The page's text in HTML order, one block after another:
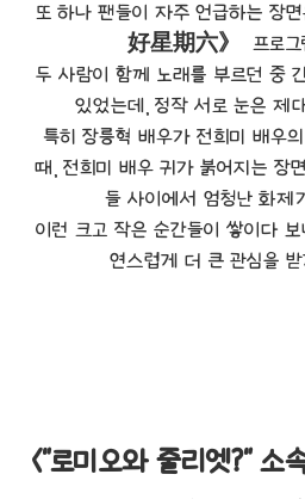
또 하나 팬들이 자주 언급하는 장
好星期六》
프로
두 사람이 함께 노래를 부르던 중
있었는데, 정작 서로 눈은 제
특히 장릉혁 배우가 전희미 배우
때, 전희미 배우 귀가 붉어지는 장
들 사이에서 엄청난 화제
이런 크고 작은 순간들이 쌓이다
연스럽게 더 큰 관심을
<"로미오와 줄리엣?" 소